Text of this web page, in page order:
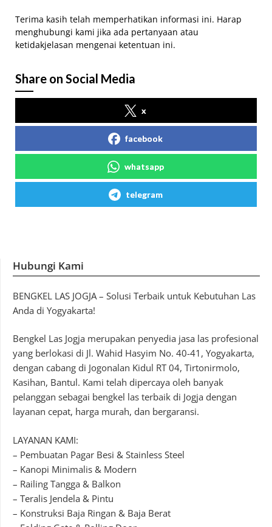
Terima kasih telah memperhatikan informasi ini. Harap
menghubungi kami jika ada pertanyaan atau
ketidakjelasan mengenai ketentuan ini.
Share on Social Media
x
facebook
whatsapp
telegram
Hubungi Kami
BENGKEL LAS JOGJA – Solusi Terbaik untuk Kebutuhan Las
Anda di Yogyakarta!
Bengkel Las Jogja merupakan penyedia jasa las profesional
yang berlokasi di Jl. Wahid Hasyim No. 40-41, Yogyakarta,
dengan cabang di Jogonalan Kidul RT 04, Tirtonirmolo,
Kasihan, Bantul. Kami telah dipercaya oleh banyak
pelanggan sebagai bengkel las terbaik di Jogja dengan
layanan cepat, harga murah, dan bergaransi.
LAYANAN KAMI:
– Pembuatan Pagar Besi & Stainless Steel
– Kanopi Minimalis & Modern
– Railing Tangga & Balkon
– Teralis Jendela & Pintu
– Konstruksi Baja Ringan & Baja Berat